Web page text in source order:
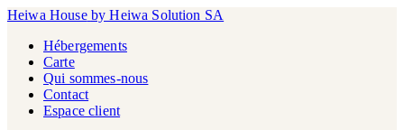
Heiwa House by Heiwa Solution SA
Hébergements
Carte
Qui sommes-nous
Contact
Espace client